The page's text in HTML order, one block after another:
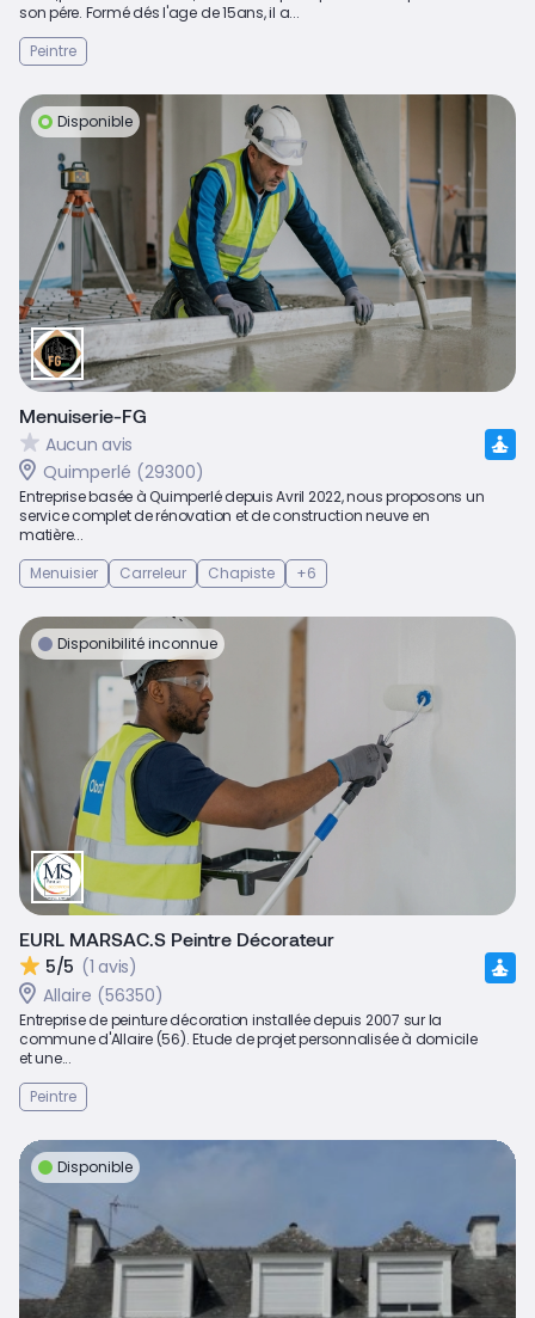
son pére. Formé dés l'age de 15ans, il a...
Peintre
Disponible
Menuiserie-FG
Aucun avis
Quimperlé (29300)
Entreprise basée à Quimperlé depuis Avril 2022, nous proposons un
service complet de rénovation et de construction neuve en
matière...
Menuisier
Carreleur Chapiste +6
Disponibilité inconnue
EURL MARSAC.S Peintre Décorateur
5/5 (1 avis)
Allaire (56350)
Entreprise de peinture décoration installée depuis 2007 sur la
commune d'Allaire (56). Etude de projet personnalisée à domicile
et une...
Peintre
Disponible